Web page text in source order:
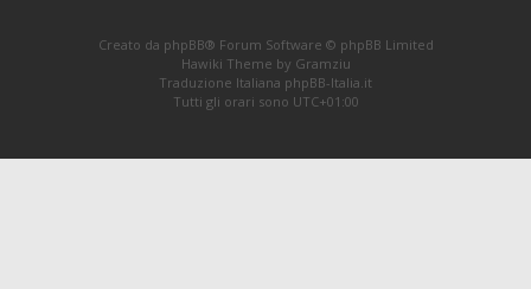
Creato da phpBB® Forum Software © phpBB Limited
Hawiki Theme by Gramziu
Traduzione Italiana phpBB-Italia.it
Tutti gli orari sono UTC+01:00